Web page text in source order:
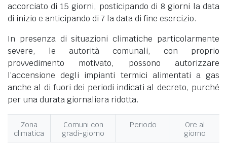
accorciato di 15 giorni, posticipando di 8 giorni la data
di inizio e anticipando di 7 la data di fine esercizio.
In presenza di situazioni climatiche particolarmente
severe, le autorità comunali, con proprio
provvedimento motivato, possono autorizzare
l’accensione degli impianti termici alimentati a gas
anche al di fuori dei periodi indicati al decreto, purché
per una durata giornaliera ridotta.
Zona
climatica
Comuni con
gradi-giorno
Periodo
Ore al
giorno